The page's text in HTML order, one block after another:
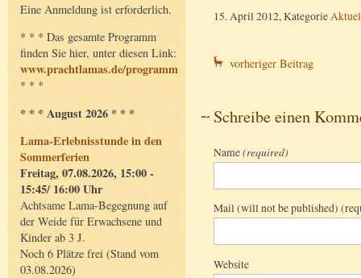
Eine Anmeldung ist erforderlich.
* * * Das gesamte Programm
finden Sie hier, unter diesen Link:
www.prachtlamas.de/programm
* * *
* * * August 2026 * * *
Lama-Erlebnisstunde in den
Sommerferien
Freitag, 07.08.2026, 15:00 -
15:45/ 16:00 Uhr
Achtsame Lama-Begegnung auf
der Weide für Erwachsene und
Kinder ab 3 J.
Noch 6 Plätze frei (Stand vom
03.08.2026)
15. April 2012, Kategorie
vorheriger Beitrag
Schreibe einen
Name(required)
Mail (will not be published)
Website